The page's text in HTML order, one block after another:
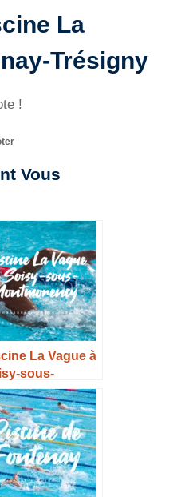
La
Trésigny
!
Vous
La Vague à
sous-
–
Tarifs et
–